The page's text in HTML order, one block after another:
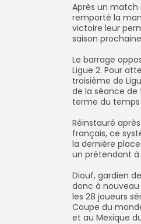
‎Après un match
remporté la
victoire leur
saison
‎Le barrage
Ligue 2. Pour
troisième de
de la séance
terme du
‎Réinstauré
français, ce
la dernière
un prétendant à
‎Diouf, gardien
donc à nouveau
les 28 joueurs
Coupe du
et au Mexique